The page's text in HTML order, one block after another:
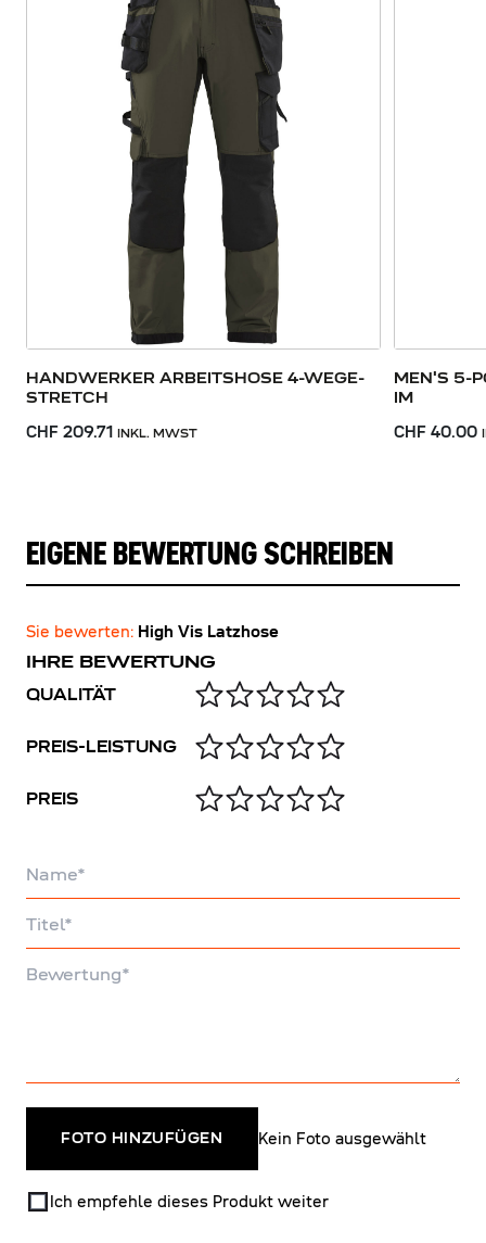
HANDWERKER ARBEITSHOSE 4-WEGE-
STRETCH
CHF 209.71 INKL. MWST
MEN'S 5-
IM
CHF 40.00
EIGENE BEWERTUNG SCHREIBEN
Sie bewerten: High Vis Latzhose
IHRE BEWERTUNG
QUALITÄT
PREIS-LEISTUNG
PREIS
FOTO HINZUFÜGEN Kein Foto ausgewählt
Ich empfehle dieses Produkt weiter